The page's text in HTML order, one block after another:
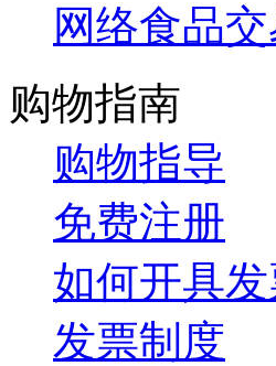
网络食品
购物指南
购物指导
免费注册
如何开具
发票制度